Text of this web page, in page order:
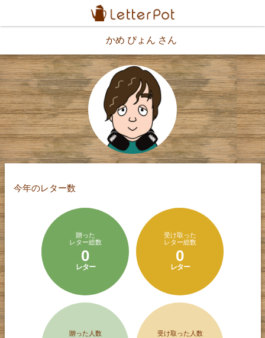
かめ ぴょん さん
今年のレター数
贈った
レター総数
0
レター
受け取った
レター総数
0
レター
贈った人数 受け取った人数